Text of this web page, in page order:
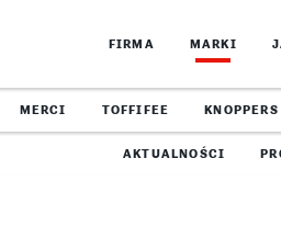
FIRMA MARKI
MERCI TOFFIFEE KNOPPERS
AKTUALNOŚCI